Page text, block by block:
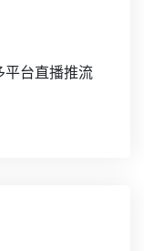
平台直播推流